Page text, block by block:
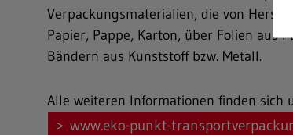
Verpackungsmaterialien, die von
Papier, Pappe, Karton, über Folien aus
Bändern aus Kunststoff bzw. Metall.
Alle weiteren Informationen finden sich
www.eko-punkt-